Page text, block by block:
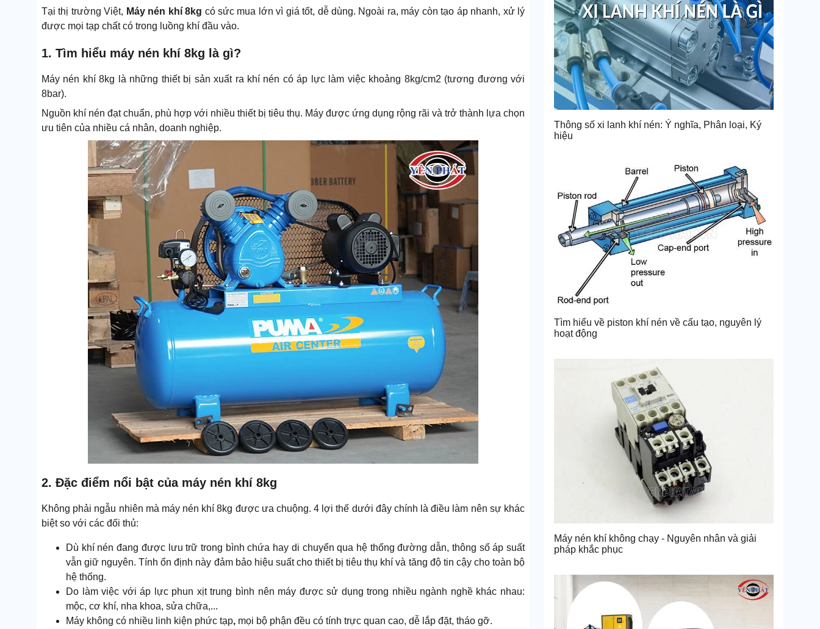
Tại thị trường Việt, Máy nén khí 8kg có sức mua lớn vì giá tốt, dễ dùng. Ngoài ra, máy còn tạo áp nhanh, xử lý
được mọi tạp chất có trong luồng khí đầu vào.
1. Tìm hiểu máy nén khí 8kg là gì?
Máy nén khí 8kg là những thiết bị sản xuất ra khí nén có áp lực làm việc khoảng 8kg/cm2 (tương đương với
8bar).
Nguồn khí nén đạt chuẩn, phù hợp với nhiều thiết bị tiêu thụ. Máy được ứng dụng rộng rãi và trở thành lựa chọn
ưu tiên của nhiều cá nhân, doanh nghiệp.
2. Đặc điểm nổi bật của máy nén khí 8kg
Không phải ngẫu nhiên mà máy nén khí 8kg được ưa chuộng. 4 lợi thế dưới đây chính là điều làm nên sự khác
biệt so với các đối thủ:
Dù khí nén đang được lưu trữ trong bình chứa hay di chuyển qua hệ thống đường dẫn, thông số áp suất
vẫn giữ nguyên. Tính ổn định này đảm bảo hiệu suất cho thiết bị tiêu thụ khí và tăng độ tin cậy cho toàn bộ
hệ thống.
Do làm việc với áp lực phun xịt trung bình nên máy được sử dụng trong nhiều ngành nghề khác nhau:
mộc, cơ khí, nha khoa, sửa chữa,...
Máy không có nhiều linh kiện phức tạp, mọi bộ phận đều có tính trực quan cao, dễ lắp đặt, tháo gỡ.
Thông số xi lanh khí nén: Ý nghĩa, Phân loại, Ký
hiệu
Tìm hiểu về piston khí nén về cấu tạo, nguyên lý
hoạt động
Máy nén khí không chạy - Nguyên nhân và giải
pháp khắc phục